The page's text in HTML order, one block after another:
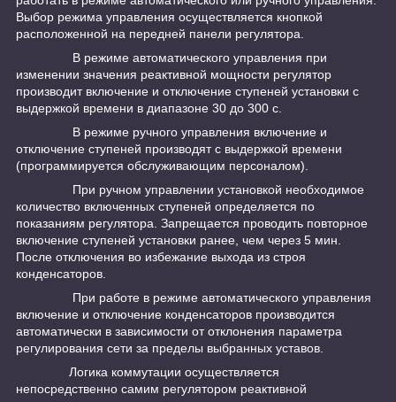
Выбор режима управления осуществляется кнопкой
расположенной на передней панели регулятора.
В режиме автоматического управления при
изменении значения реактивной мощности регулятор
производит включение и отключение ступеней установки с
выдержкой времени в диапазоне 30 до 300 с.
В режиме ручного управления включение и
отключение ступеней производят с выдержкой времени
(программируется обслуживающим персоналом).
При ручном управлении установкой необходимое
количество включенных ступеней определяется по
показаниям регулятора. Запрещается проводить повторное
включение ступеней установки ранее, чем через 5 мин.
После отключения во избежание выхода из строя
конденсаторов.
При работе в режиме автоматического управления
включение и отключение конденсаторов производится
автоматически в зависимости от отклонения параметра
регулирования сети за пределы выбранных уставов.
Логика коммутации осуществляется
непосредственно самим регулятором реактивной